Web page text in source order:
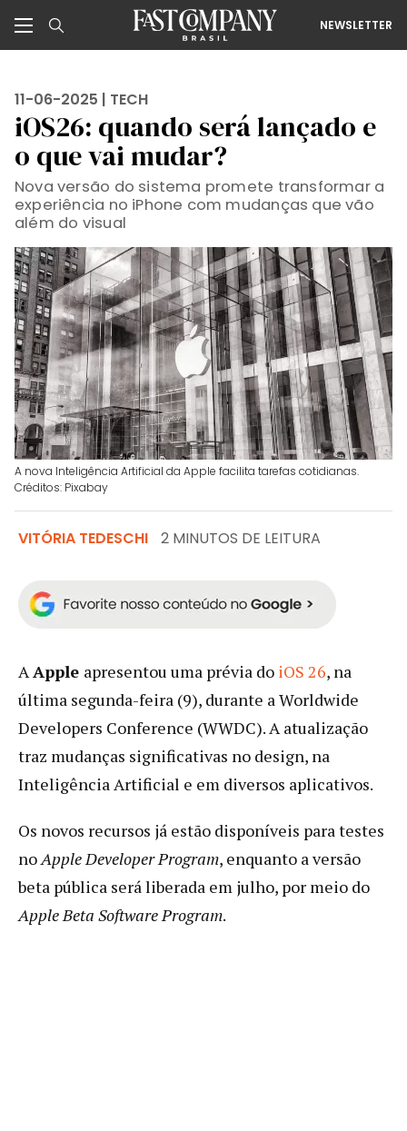
NEWSLETTER
11-06-2025 | TECH
iOS26: quando será lançado e
o que vai mudar?
Nova versão do sistema promete transformar a
experiência no iPhone com mudanças que vão
além do visual
A nova Inteligência Artificial da Apple facilita tarefas cotidianas.
Créditos: Pixabay
VITÓRIA TEDESCHI 2 MINUTOS DE LEITURA
AApple apresentou uma prévia do iOS 26, na
última segunda-feira (9), durante a Worldwide
Developers Conference (WWDC). A atualização
traz mudanças significativas no design, na
Inteligência Artificial e em diversos aplicativos.
Os novos recursos já estão disponíveis para testes
noApple Developer Program, enquanto a versão
beta pública será liberada em julho, por meio do
Apple Beta Software Program.